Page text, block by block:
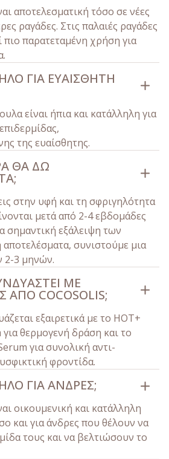
αποτελεσματική τόσο σε νέες
ραγάδες. Στις παλαιές ραγάδες
πιο παρατεταμένη χρήση για
ΓΙΑ ΕΥΑΊΣΘΗΤΗ
είναι ήπια και κατάλληλη για
της ευαίσθητης.
ΘΑ ΔΩ
στην υφή και τη σφριγηλότητα
μετά από 2-4 εβδομάδες
σημαντική εξάλειψη των
συνιστούμε μια
2-3 μηνών.
ΜΕ
COCOSOLIS;
εξαιρετικά με το HOT+
θερμογενή δράση και το
για συνολική αντι-
φροντίδα.
ΓΙΑ ΆΝΔΡΕΣ;
οικουμενική και κατάλληλη
και για άνδρες που θέλουν να
τους και να βελτιώσουν το